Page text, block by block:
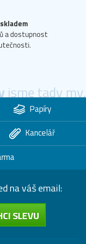
a dostupnost
jsme tady my.
Papíry
Kancelář
na váš email:
SLEVU